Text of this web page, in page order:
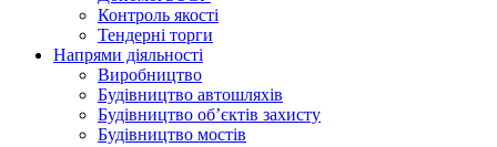
Контроль якості
Тендерні торги
Напрями діяльності
Виробництво
Будівництво автошляхів
Будівництво обʼєктів захисту
Будівництво мостів